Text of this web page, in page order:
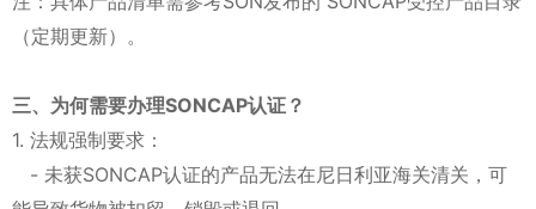
（定期更新）。
三、为何需要办理SONCAP认证？
1. 法规强制要求：
- 未获SONCAP认证的产品无法在尼日利亚海关清关，可